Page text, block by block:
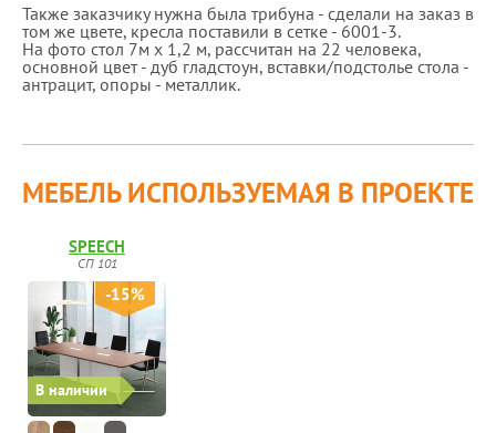
Также заказчику нужна была трибуна - сделали на заказ в
том же цвете, кресла поставили в сетке - 6001-3.
На фото стол 7м х 1,2 м, рассчитан на 22 человека,
основной цвет - дуб гладстоун, вставки/подстолье стола -
антрацит, опоры - металлик.
МЕБЕЛЬ ИСПОЛЬЗУЕМАЯ В ПРОЕКТЕ
В наличии
-15%
SPEECH
СП 101